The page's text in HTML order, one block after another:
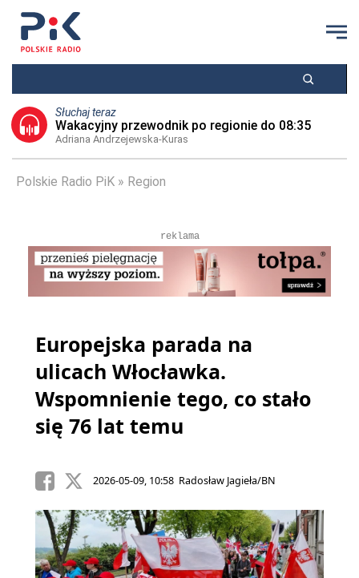
Słuchaj teraz
Wakacyjny przewodnik po regionie do 08:35
Adriana Andrzejewska-Kuras
Polskie Radio PiK Region
reklama
Europejska parada na
ulicach Włocławka.
Wspomnienie tego, co stało
się 76 lat temu
2026-05-09, 10:58 Radosław Jagieła/BN